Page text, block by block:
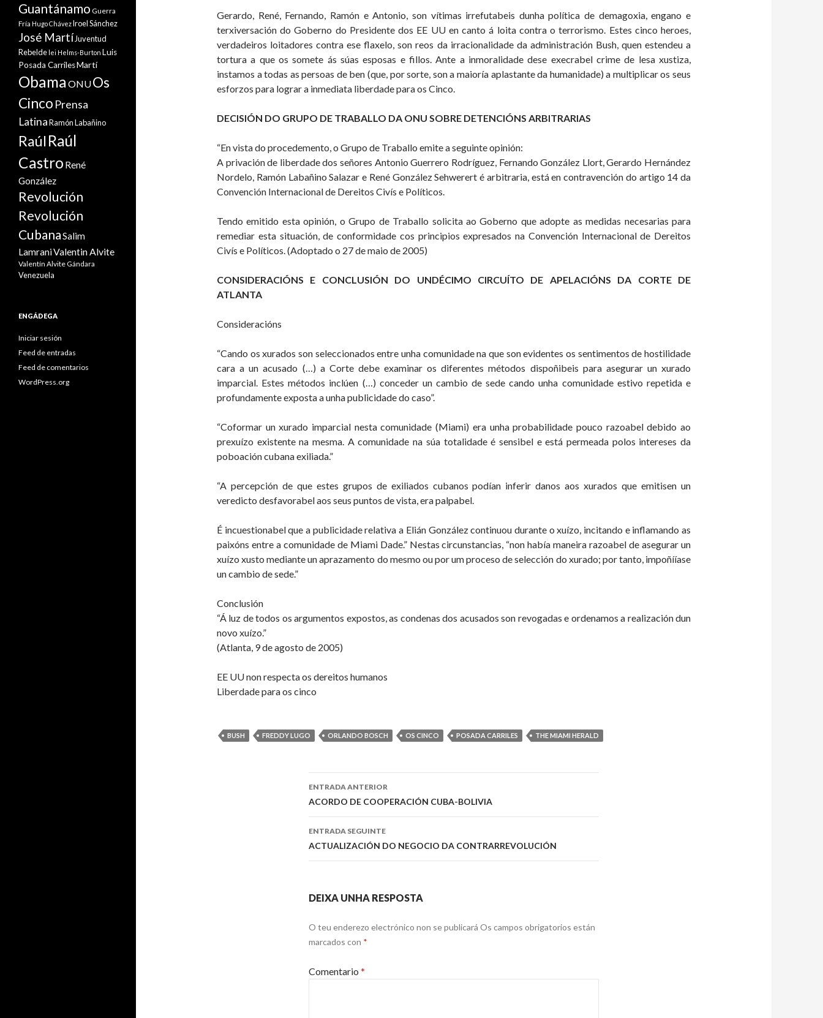
Gerardo, René, Fernando, Ramón e Antonio, son vítimas irrefutabeis dunha política de demagoxia, engano e
terxiversación do Goberno do Presidente dos EE UU en canto á loita contra o terrorismo. Estes cinco heroes,
verdadeiros loitadores contra ese flaxelo, son reos da irracionalidade da administración Bush, quen estendeu a
tortura a que os somete ás súas esposas e fillos. Ante a inmoralidade dese execrabel crime de lesa xustiza,
instamos a todas as persoas de ben (que, por sorte, son a maioría aplastante da humanidade) a multiplicar os seus
esforzos para lograr a inmediata liberdade para os Cinco.
DECISIÓN DO GRUPO DE TRABALLO DA ONU SOBRE DETENCIÓNS ARBITRARIAS
“En vista do procedemento, o Grupo de Traballo emite a seguinte opinión:
A privación de liberdade dos señores Antonio Guerrero Rodríguez, Fernando González Llort, Gerardo Hernández
Nordelo, Ramón Labañino Salazar e René González Sehwerert é arbitraria, está en contravención do artigo 14 da
Convención Internacional de Dereitos Civís e Políticos.
Tendo emitido esta opinión, o Grupo de Traballo solicita ao Goberno que adopte as medidas necesarias para
remediar esta situación, de conformidade cos principios expresados na Convención Internacional de Dereitos
Civís e Políticos. (Adoptado o 27 de maio de 2005)
CONSIDERACIÓNS E CONCLUSIÓN DO UNDÉCIMO CIRCUÍTO DE APELACIÓNS DA CORTE DE
ATLANTA
Consideracións
“Cando os xurados son seleccionados entre unha comunidade na que son evidentes os sentimentos de hostilidade
cara a un acusado (…) a Corte debe examinar os diferentes métodos dispoñibeis para asegurar un xurado
imparcial. Estes métodos inclúen (…) conceder un cambio de sede cando unha comunidade estivo repetida e
profundamente exposta a unha publicidade do caso”.
“Coformar un xurado imparcial nesta comunidade (Miami) era unha probabilidade pouco razoabel debido ao
prexuízo existente na mesma. A comunidade na súa totalidade é sensibel e está permeada polos intereses da
poboación cubana exiliada.”
“A percepción de que estes grupos de exiliados cubanos podían inferir danos aos xurados que emitisen un
veredicto desfavorabel aos seus puntos de vista, era palpabel.
É incuestionabel que a publicidade relativa a Elián González continuou durante o xuízo, incitando e inflamando as
paixóns entre a comunidade de Miami Dade.” Nestas circunstancias, “non había maneira razoabel de asegurar un
xuízo xusto mediante un aprazamento do mesmo ou por um proceso de selección do xurado; por tanto, impoñííase
un cambio de sede.”
Conclusión
“Á luz de todos os argumentos expostos, as condenas dos acusados son revogadas e ordenamos a realización dun
novo xuízo.”
(Atlanta, 9 de agosto de 2005)
EE UU non respecta os dereitos humanos
Liberdade para os cinco
BUSH FREDDY LUGO ORLANDO BOSCH OS CINCO POSADA CARRILES THE MIAMI HERALD
Ir
a
entrada
ENTRADA ANTERIOR
ACORDO DE COOPERACIÓN CUBA-BOLIVIA
ENTRADA SEGUINTE
ACTUALIZACIÓN DO NEGOCIO DA CONTRARREVOLUCIÓN
DEIXA UNHA RESPOSTA
O teu enderezo electrónico non se publicará Os campos obrigatorios están
marcados con *
Comentario *
Guantánamo Guerra
Fría Hugo ChávezIroel Sánchez
José Martí Juventud
Rebelde lei Helms-Burton Luis
Posada CarrilesMartí
Obama ONUOs
Cinco Prensa
LatinaRamón Labañino
RaúlRaúl
Castro René
González
Revolución
Revolución
CubanaSalim
LamraniValentin Alvite
Valentín Alvite Gándara
Venezuela
ENGÁDEGA
Iniciar sesión
Feed de entradas
Feed de comentarios
WordPress.org